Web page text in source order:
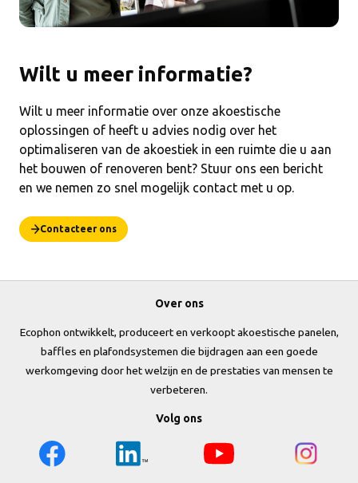
Wilt u meer informatie?
Wilt u meer informatie over onze akoestische
oplossingen of heeft u advies nodig over het
optimaliseren van de akoestiek in een ruimte die u aan
het bouwen of renoveren bent? Stuur ons een bericht
en we nemen zo snel mogelijk contact met u op.
Contacteer ons
Over ons
Ecophon ontwikkelt, produceert en verkoopt akoestische panelen,
baffles en plafondsystemen die bijdragen aan een goede
werkomgeving door het welzijn en de prestaties van mensen te
verbeteren.
Volg ons